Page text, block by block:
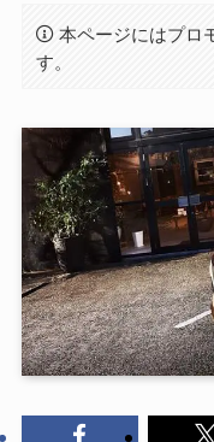
本ページにはプロ
す。